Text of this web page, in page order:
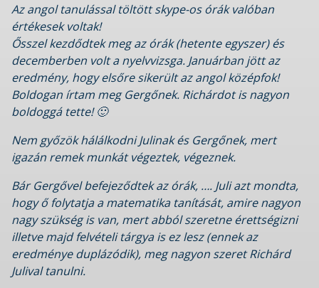
Az angol tanulással töltött skype-os órák valóban
értékesek voltak!
Ősszel kezdődtek meg az órák (hetente egyszer) és
decemberben volt a nyelvvizsga. Januárban jött az
eredmény, hogy elsőre sikerült az angol középfok!
Boldogan írtam meg Gergőnek. Richárdot is nagyon
boldoggá tette! 🙂
Nem győzök hálálkodni Julinak és Gergőnek, mert
igazán remek munkát végeztek, végeznek.
Bár Gergővel befejeződtek az órák, …. Juli azt mondta,
hogy ő folytatja a matematika tanítását, amire nagyon
nagy szükség is van, mert abból szeretne érettségizni
illetve majd felvételi tárgya is ez lesz (ennek az
eredménye duplázódik), meg nagyon szeret Richárd
Julival tanulni.